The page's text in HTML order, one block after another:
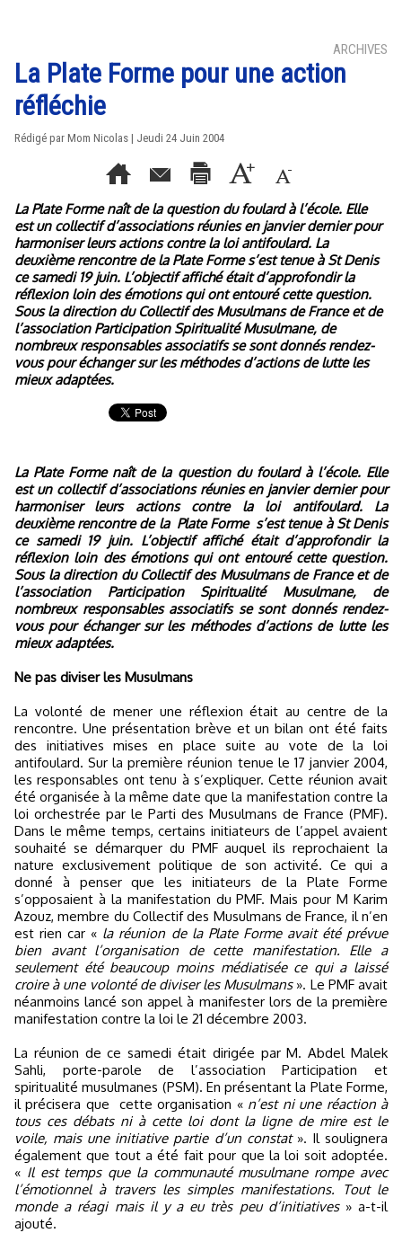
ARCHIVES
La Plate Forme pour une action
réfléchie
Rédigé par Mom Nicolas | Jeudi 24 Juin 2004
La Plate Forme naît de la question du foulard à l’école. Elle
est un collectif d’associations réunies en janvier dernier pour
harmoniser leurs actions contre la loi antifoulard. La
deuxième rencontre de la Plate Forme s’est tenue à St Denis
ce samedi 19 juin. L’objectif affiché était d’approfondir la
réflexion loin des émotions qui ont entouré cette question.
Sous la direction du Collectif des Musulmans de France et de
l’association Participation Spiritualité Musulmane, de
nombreux responsables associatifs se sont donnés rendez-
vous pour échanger sur les méthodes d’actions de lutte les
mieux adaptées.
La Plate Forme naît de la question du foulard à l’école. Elle
est un collectif d’associations réunies en janvier dernier pour
harmoniser leurs actions contre la loi antifoulard. La
deuxième rencontre de la Plate Forme s’est tenue à St Denis
ce samedi 19 juin. L’objectif affiché était d’approfondir la
réflexion loin des émotions qui ont entouré cette question.
Sous la direction du Collectif des Musulmans de France et de
l’association Participation Spiritualité Musulmane, de
nombreux responsables associatifs se sont donnés rendez-
vous pour échanger sur les méthodes d’actions de lutte les
mieux adaptées.
Ne pas diviser les Musulmans
La volonté de mener une réflexion était au centre de la
rencontre. Une présentation brève et un bilan ont été faits
des initiatives mises en place suite au vote de la loi
antifoulard. Sur la première réunion tenue le 17 janvier 2004,
les responsables ont tenu à s’expliquer. Cette réunion avait
été organisée à la même date que la manifestation contre la
loi orchestrée par le Parti des Musulmans de France (PMF).
Dans le même temps, certains initiateurs de l’appel avaient
souhaité se démarquer du PMF auquel ils reprochaient la
nature exclusivement politique de son activité. Ce qui a
donné à penser que les initiateurs de la Plate Forme
s’opposaient à la manifestation du PMF. Mais pour M Karim
Azouz, membre du Collectif des Musulmans de France, il n’en
est rien car « la réunion de la Plate Forme avait été prévue
bien avant l’organisation de cette manifestation. Elle a
seulement été beaucoup moins médiatisée ce qui a laissé
croire à une volonté de diviser les Musulmans». Le PMF avait
néanmoins lancé son appel à manifester lors de la première
manifestation contre la loi le 21 décembre 2003.
La réunion de ce samedi était dirigée par M. Abdel Malek
Sahli, porte-parole de l’association Participation et
spiritualité musulmanes (PSM). En présentant la Plate Forme,
il précisera que cette organisation « n’est ni une réaction à
tous ces débats ni à cette loi dont la ligne de mire est le
voile, mais une initiative partie d’un constat». Il soulignera
également que tout a été fait pour que la loi soit adoptée.
« Il est temps que la communauté musulmane rompe avec
l’émotionnel à travers les simples manifestations. Tout le
monde a réagi mais il y a eu très peu d’initiatives» a-t-il
ajouté.